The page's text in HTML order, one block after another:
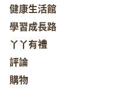
健康生活館
學習成長路
丫丫有禮
評論
購物